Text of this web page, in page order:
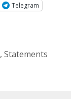
Telegram
, Statements